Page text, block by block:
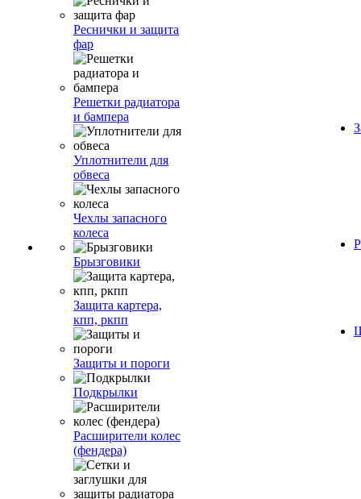
Реснички и защита
фар
Решетки радиатора
и бампера
Уплотнители для
обвеса
Чехлы запасного
колеса
Брызговики
Защита картера,
кпп, ркпп
Защиты и пороги
Подкрылки
Расширители колес
(фендера)